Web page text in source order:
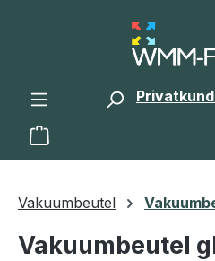
Zum Hauptinhalt springen
Warenkorb enthält 0
Vakuumbeutel
Vakuumbeutel